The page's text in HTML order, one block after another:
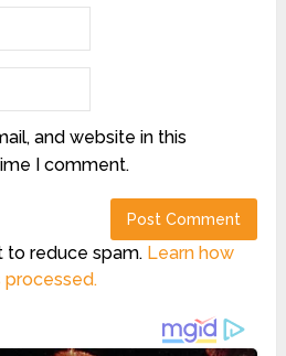
and website in this
I comment.
to reduce spam. Learn how